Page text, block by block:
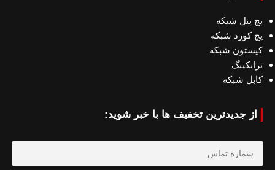
پچ پنل شبکه
پچ کورد شبکه
کیستون شبکه
ترانکینگ
کابل شبکه
از جدیدترین تخفیف ها با خبر شوید: